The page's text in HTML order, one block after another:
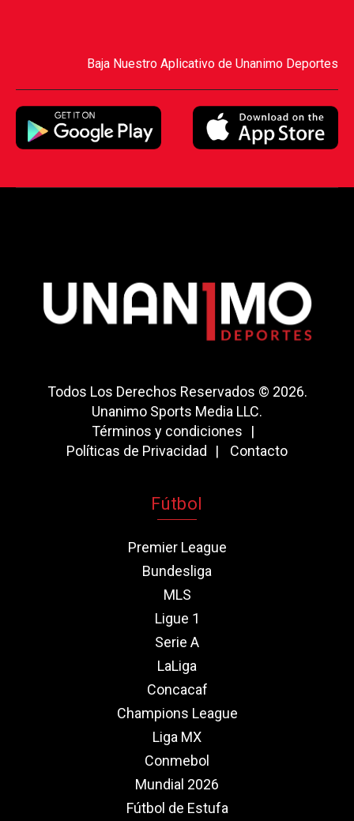
Baja Nuestro Aplicativo de Unanimo Deportes
Todos Los Derechos Reservados © 2026.
Unanimo Sports Media LLC.
Términos y condiciones
Políticas de Privacidad
Contacto
Fútbol
Premier League
Bundesliga
MLS
Ligue 1
Serie A
LaLiga
Concacaf
Champions League
Liga MX
Conmebol
Mundial 2026
Fútbol de Estufa